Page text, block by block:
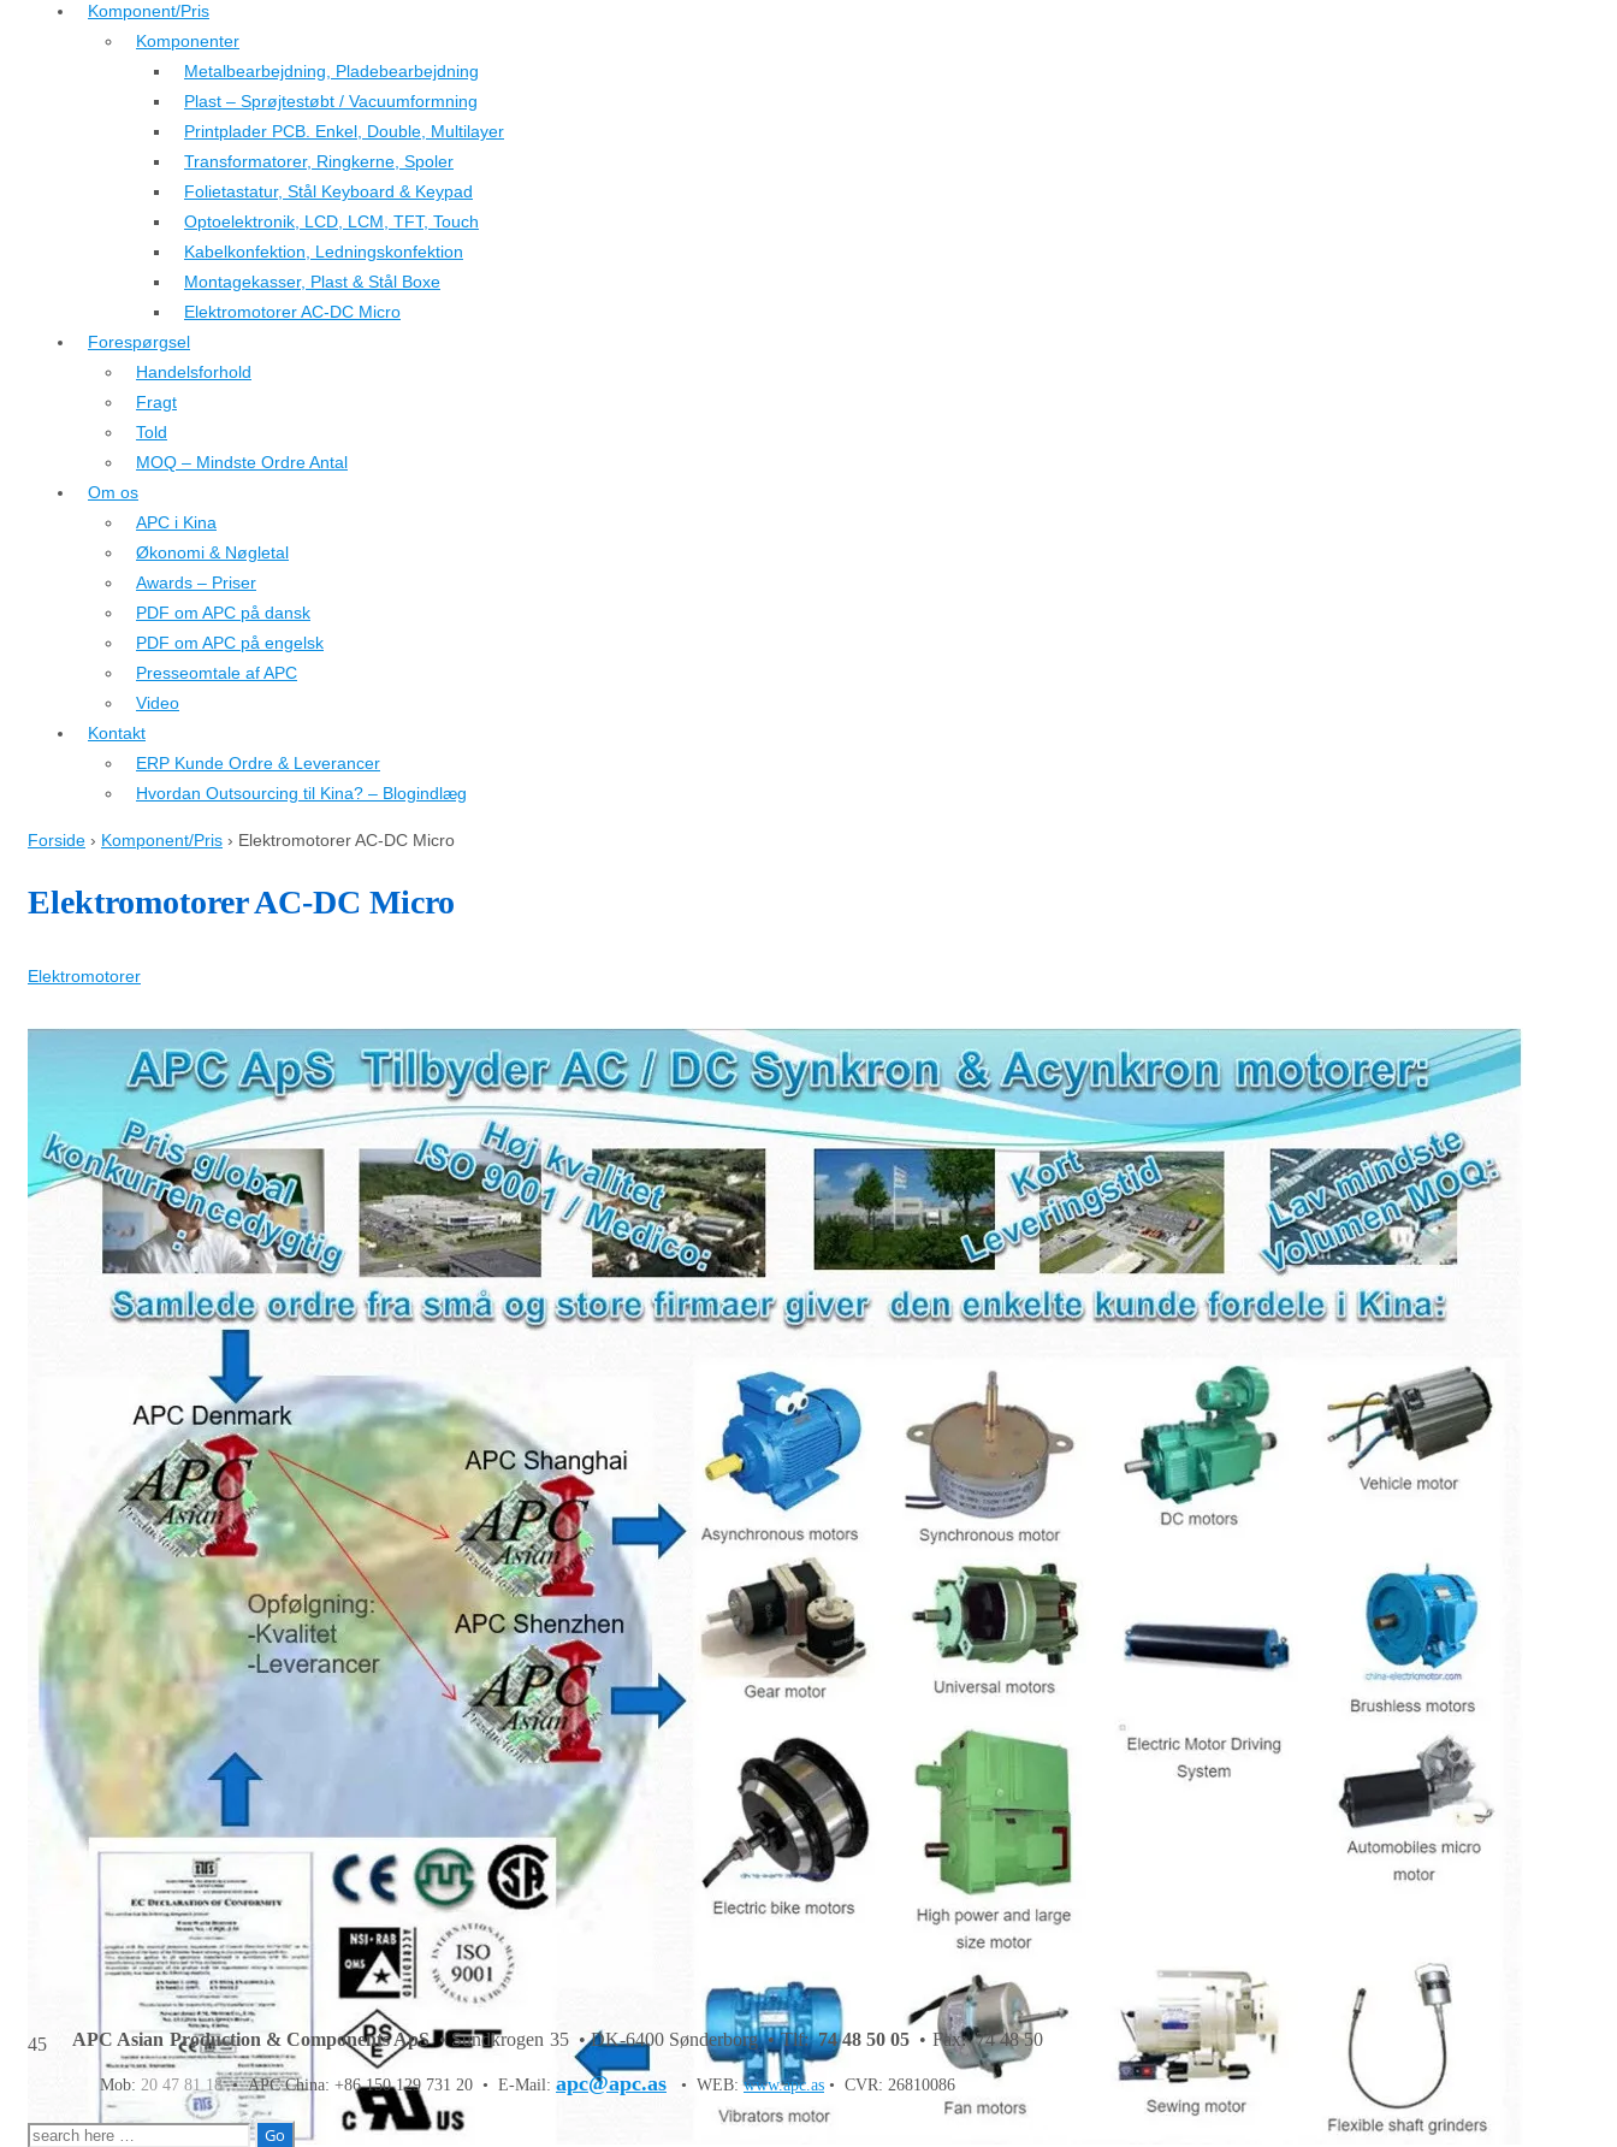
Komponent/Pris
Komponenter
Metalbearbejdning, Pladebearbejdning
Plast – Sprøjtestøbt / Vacuumformning
Printplader PCB. Enkel, Double, Multilayer
Transformatorer, Ringkerne, Spoler
Folietastatur, Stål Keyboard & Keypad
Optoelektronik, LCD, LCM, TFT, Touch
Kabelkonfektion, Ledningskonfektion
Montagekasser, Plast & Stål Boxe
Elektromotorer AC-DC Micro
Forespørgsel
Handelsforhold
Fragt
Told
MOQ – Mindste Ordre Antal
Om os
APC i Kina
Økonomi & Nøgletal
Awards – Priser
PDF om APC på dansk
PDF om APC på engelsk
Presseomtale af APC
Video
Kontakt
ERP Kunde Ordre & Leverancer
Hvordan Outsourcing til Kina? – Blogindlæg
Forside › Komponent/Pris › Elektromotorer AC-DC Micro
Elektromotorer AC-DC Micro
Elektromotorer
APC Asian Production & Components ApS• Sundkrogen 35 • DK-6400 Sønderborg • Tlf:74 48 50 05 • Fax: 74 48 50
45
Mob: 20 47 81 18• APC China: +86 150 129 731 20 • E-Mail: apc@apc.as • WEB:www.apc.as • CVR: 26810086
Søg